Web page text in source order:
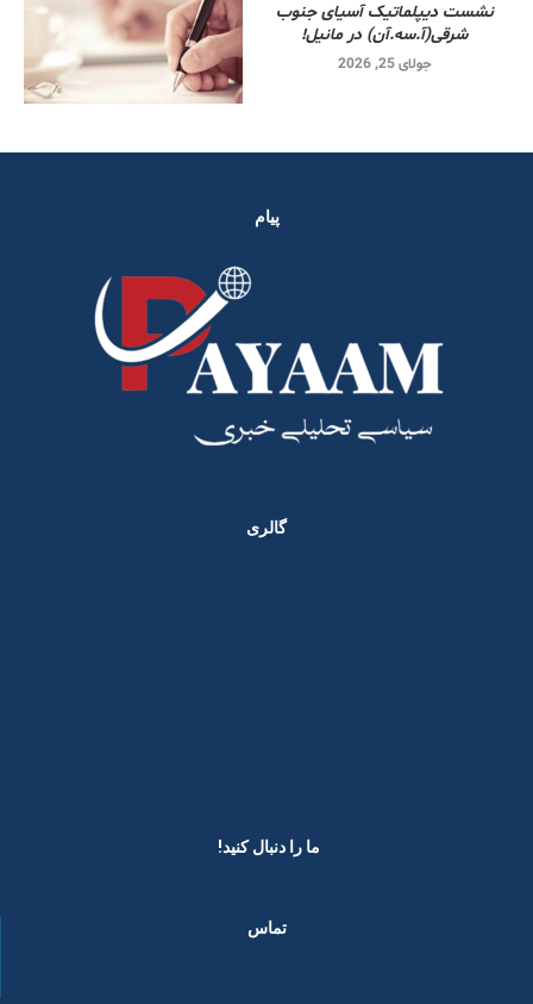
نشست دیپلماتیک آسیای جنوب
شرقی‌(آ.سه.آن) در مانیل!
جولای 25, 2026
پیام
گالری
ما را دنبال کنید! ​
تماس